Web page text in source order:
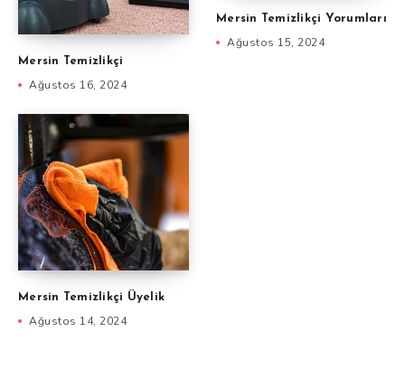
Mersin Temizlikçi
Ağustos 16, 2024
Mersin Temizlikçi Yorumları
Ağustos 15, 2024
Mersin Temizlikçi Üyelik
Ağustos 14, 2024